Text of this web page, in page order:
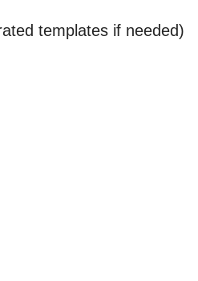
templates if needed)